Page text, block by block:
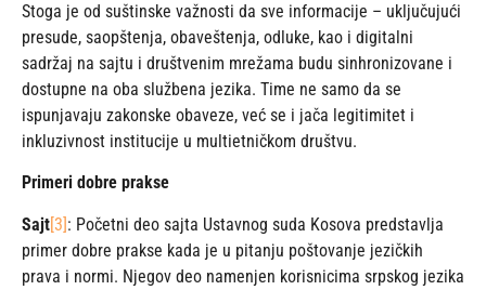
Stoga je od suštinske važnosti da sve informacije – uključujući
presude, saopštenja, obaveštenja, odluke, kao i digitalni
sadržaj na sajtu i društvenim mrežama budu sinhronizovane i
dostupne na oba službena jezika. Time ne samo da se
ispunjavaju zakonske obaveze, već se i jača legitimitet i
inkluzivnost institucije u multietničkom društvu.
Primeri dobre prakse
Sajt[3]: Početni deo sajta Ustavnog suda Kosova predstavlja
primer dobre prakse kada je u pitanju poštovanje jezičkih
prava i normi. Njegov deo namenjen korisnicima srpskog jezika